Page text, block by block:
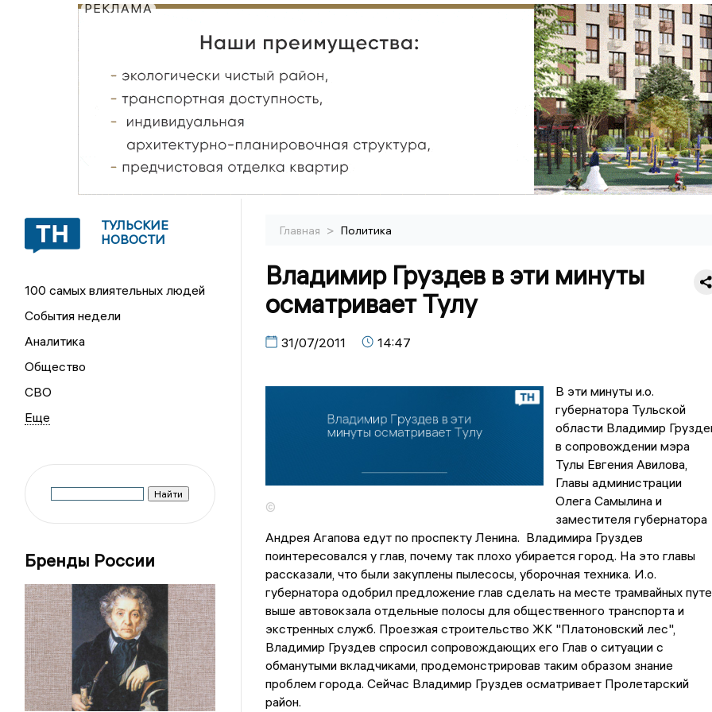
РЕКЛАМА
ТУЛЬСКИЕ
НОВОСТИ
100 самых влиятельных людей
События недели
Аналитика
Общество
СВО
Бренды России
Главная > Политика
Владимир Груздев в эти минуты
осматривает Тулу
31/07/2011 14:47
©
В эти минуты и.о.
губернатора Тульской
области Владимир
в сопровождении мэра
Тулы Евгения Авилова,
Главы администрации
Олега Самылина и
заместителя губернатора
Андрея Агапова едут по проспекту Ленина. Владимира Груздев
поинтересовался у глав, почему так плохо убирается город. На это главы
рассказали, что были закуплены пылесосы, уборочная техника. И.о.
губернатора одобрил предложение глав сделать на месте трамвайных
выше автовокзала отдельные полосы для общественного транспорта и
экстренных служб. Проезжая строительство ЖК "Платоновский лес",
Владимир Груздев спросил сопровождающих его Глав о ситуации с
обманутыми вкладчиками, продемонстрировав таким образом знание
проблем города. Сейчас Владимир Груздев осматривает Пролетарский
район.